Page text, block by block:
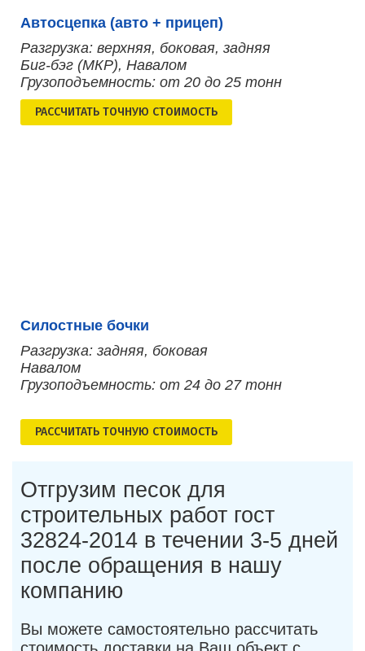
Автосцепка (авто + прицеп)
Разгрузка: верхняя, боковая, задняя
Биг-бэг (МКР), Навалом
Грузоподъемность: от 20 до 25 тонн
РАСCЧИТАТЬ ТОЧНУЮ СТОИМОСТЬ
Силостные бочки
Разгрузка: задняя, боковая
Навалом
Грузоподъемность: от 24 до 27 тонн
РАСCЧИТАТЬ ТОЧНУЮ СТОИМОСТЬ
Отгрузим песок для
строительных работ гост
32824-2014 в течении 3-5 дней
после обращения в нашу
компанию
Вы можете самостоятельно рассчитать